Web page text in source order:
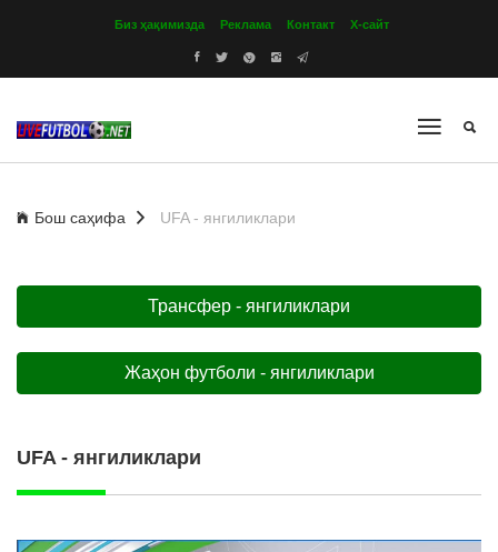
Биз ҳақимизда Реклама Контакт Х-сайт
Бош саҳифа UFA - янгиликлари
Трансфер - янгиликлари
Жаҳон футболи - янгиликлари
UFA - янгиликлари